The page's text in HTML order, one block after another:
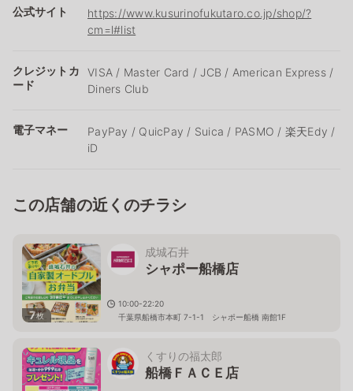
公式サイト
https://www.kusurinofukutaro.co.jp/shop/?
cm=l#list
クレジットカ
ード
VISA / Master Card / JCB / American Express /
Diners Club
電子マネー
PayPay / QuicPay / Suica / PASMO / 楽天Edy /
iD
この店舗の近くのチラシ
7枚
成城石井
シャポー船橋店
10:00-22:20
千葉県船橋市本町 7-1-1 シャポー船橋 南館1F
くすりの福太郎
船橋ＦＡＣＥ店